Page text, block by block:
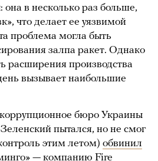
в несколько раз больше,
что делает ее уязвимой
проблема могла быть
залпа ракет. Однако
расширения производства
вызывает наибольшие
бюро Украины
пытался, но не смог
этим летом) обвинил
— компанию Fire